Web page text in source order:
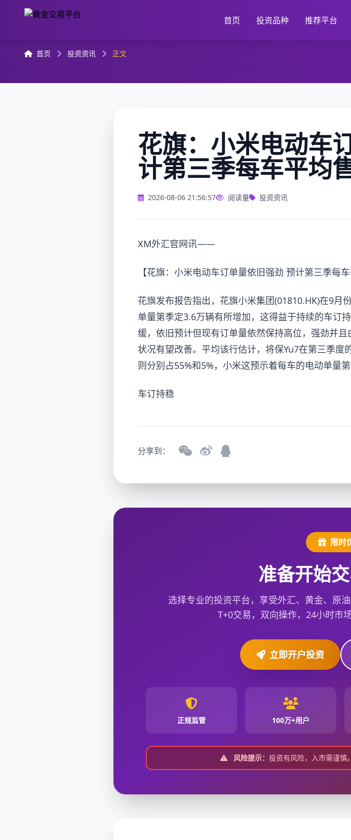
首页 投资品种 推荐平台
首页 投资资讯 正文
花旗：小米电动车
计第三季每车平均
2026-08-06 21:56:57 阅读量 投资资讯
XM外汇官网讯——
【花旗：小米电动车订单量依旧强劲 预计第三季每
花旗发布报告指出，花旗小米集团(01810.HK)在9月
单量第季定3.6万辆有所增加，这得益于持续的车订
缓，依旧预计但现有订单量依然保持高位，强劲并
状况有望改善。平均该行估计，将保Yu7在第三季度
则分别占55%和5%，小米这预示着每车的电动单量
车订持稳
分享到：
限时
准备开始交
选择专业的投资平台，享受外汇、黄金、原
T+0交易，双向操作，24小时市
立即开户投资
正规监管 100万+用户
风险提示： 投资有风险，入市需谨慎